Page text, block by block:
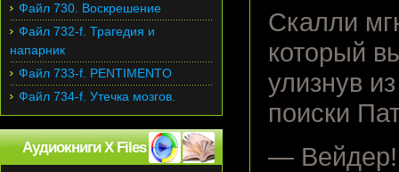
Скалли
который
улизнув
поиски
—
Файл 730. Воскрешение
Файл 732-f. Трагедия и
напарник
Файл 733-f. PENTIMENTO
Файл 734-f. Утечка мозгов.
Аудиокниги X Files